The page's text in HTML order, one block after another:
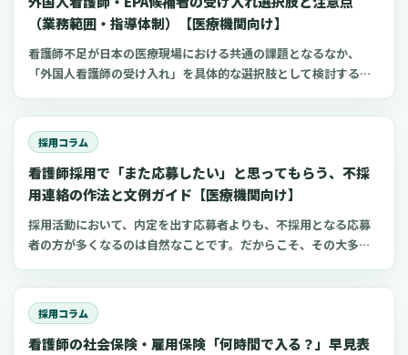
内の累計収入、見込みの手当を入力するだけで、103万、106万、
あと何時間働けるかを計算できるツールです。さらに月ごとの安
全な配分を表示できるため、面談の場で「この条件なら安心して
続けられる」と候補者と合意することが可能になります。
（業務範囲・指導体制）【医療機関向け】
看護師不足が日本の医療現場における共通の課題となるなか、
「外国人看護師の受け入れ」を具体的な選択肢として検討する病
に検討を始めると、在留資格の種類の複雑さ、採用後に任せられ
る業務の範囲、そして日本の看護師国家試験に合格するまでの支
援体制の構築など、確認すべき点が多岐にわたることに気づかさ
れます。この記事では、制度に沿って一つひとつ準備を進めるこ
とで、外国人看護師の受け入れは決して“特別扱い”が必要なもの
いう視点をご提案します。外国人材の受け入れが初めての施設で
も、実務で迷いやすいポイントに絞って、制度の全体像、就労前
後の業務範囲の明確化、そして現場での指導体制の具体的な設計
す。
採用コラム
看護師採用で「また応募したい」と思ってもらう、不採
用連絡の作法と文例ガイド【医療機関向け】
採用活動において、内定を出す応募者よりも、不採用となる応募
者の方が多くなるのは自然なことです。だからこそ、その大多数
する可能性があります。この記事は、看護師の採用に携わる院
長、看護部長、理事長、事務長、人事担当者の皆様に向けて、不
採用連絡の際に「最低限これだけは守りたい」というポイント
を、分かりやすく整理したものです。各種の法令やガイドライン
採用コラム
看護師の社会保険・雇用保険「何時間で入る？」早見表